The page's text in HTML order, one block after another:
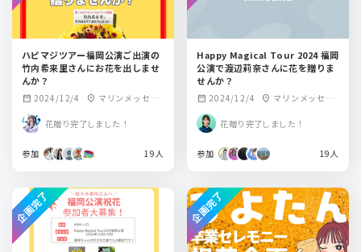
ハピマジツアー福岡公演ご出演の
竹内希来里さんにお花を出しませ
んか？
calendar_month 2024/12/4 location_on マリンメッセ福
花贈り完了しました！
参加 19人
Happy Magical Tour 2024 福岡
公演で渡辺莉奈さんに花を贈りま
せんか？
calendar_month 2024/12/4 location_on マリンメッセ福
花贈り完了しました！
参加 19人
企画完了 企画完了